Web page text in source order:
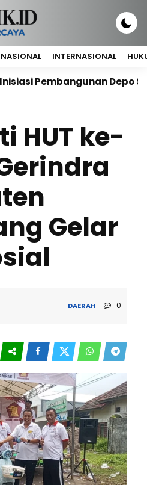
NASIONAL INTERNASIONAL
Pembangunan Depo
HUT ke-
Gelar
DAERAH 0